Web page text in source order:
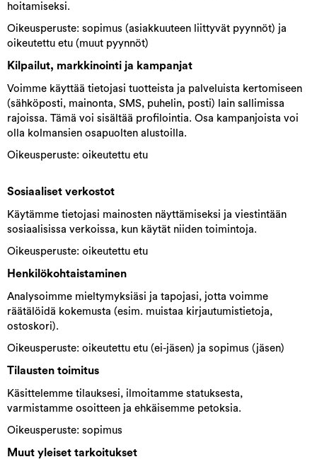
hoitamiseksi.
Oikeusperuste: sopimus (asiakkuuteen liittyvät pyynnöt) ja
oikeutettu etu (muut pyynnöt)
Kilpailut, markkinointi ja kampanjat
Voimme käyttää tietojasi tuotteista ja palveluista kertomiseen
(sähköposti, mainonta, SMS, puhelin, posti) lain sallimissa
rajoissa. Tämä voi sisältää profilointia. Osa kampanjoista voi
olla kolmansien osapuolten alustoilla.
Oikeusperuste: oikeutettu etu
Sosiaaliset verkostot
Käytämme tietojasi mainosten näyttämiseksi ja viestintään
sosiaalisissa verkoissa, kun käytät niiden toimintoja.
Oikeusperuste: oikeutettu etu
Henkilökohtaistaminen
Analysoimme mieltymyksiäsi ja tapojasi, jotta voimme
räätälöidä kokemusta (esim. muistaa kirjautumistietoja,
ostoskori).
Oikeusperuste: oikeutettu etu (ei-jäsen) ja sopimus (jäsen)
Tilausten toimitus
Käsittelemme tilauksesi, ilmoitamme statuksesta,
varmistamme osoitteen ja ehkäisemme petoksia.
Oikeusperuste: sopimus
Muut yleiset tarkoitukset